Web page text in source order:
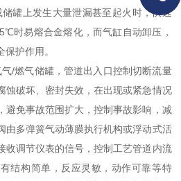
罐上发生大量泄漏甚至起火时，快速
时易熔合金熔化，而气缸自动卸压，
护作用。
/燃气储罐，管道出入口控制切断流量
蚀破坏、密封失效，在出现或紧急情况
避免事故范围扩大，控制事故影响，减
由多弹簧气动薄膜执行机构或浮动式活
收调节仪表的信号，控制工艺管道内流
结构简单，反应灵敏，动作可靠等特